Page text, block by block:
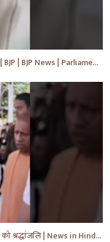
Chirag Paswan का डॉक्टरों को लेकर यह सवाल | BJP | BJP News | Parliament | #shorts #ytnewshorts #yt
CM Yogi Adityanath ने दी MP Umashankar को श्रद्धांजलि | News in Hindi | News Today | #shorts #yt